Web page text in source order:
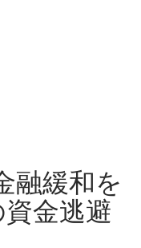
融緩和を
金逃避